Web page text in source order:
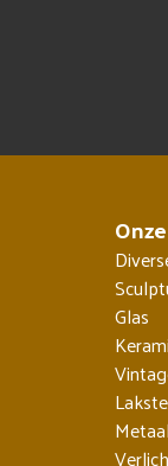
Glas
Metaal